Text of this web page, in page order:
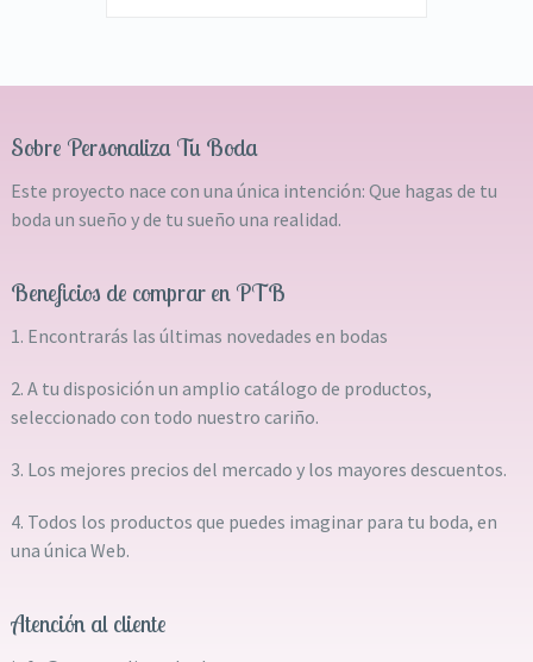
Sobre Personaliza Tu Boda
Este proyecto nace con una única intención: Que hagas de tu
boda un sueño y de tu sueño una realidad.
Beneficios de comprar en PTB
1. Encontrarás las últimas novedades en bodas
2. A tu disposición un amplio catálogo de productos,
seleccionado con todo nuestro cariño.
3. Los mejores precios del mercado y los mayores descuentos.
4. Todos los productos que puedes imaginar para tu boda, en
una única Web.
Atención al cliente